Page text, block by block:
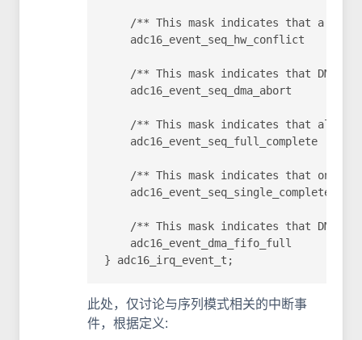
/** This mask indicates that a
adc16_event_seq_hw_conflict     =
/** This mask indicates that DMA is
adc16_event_seq_dma_abort       =
/** This mask indicates that all
adc16_event_seq_full_complete   =
/** This mask indicates that one
adc16_event_seq_single_complete =
/** This mask indicates that DMA
adc16_event_dma_fifo_full       =
} adc16_irq_event_t;
此处，仅讨论与序列模式相关的中断事
件，根据定义: